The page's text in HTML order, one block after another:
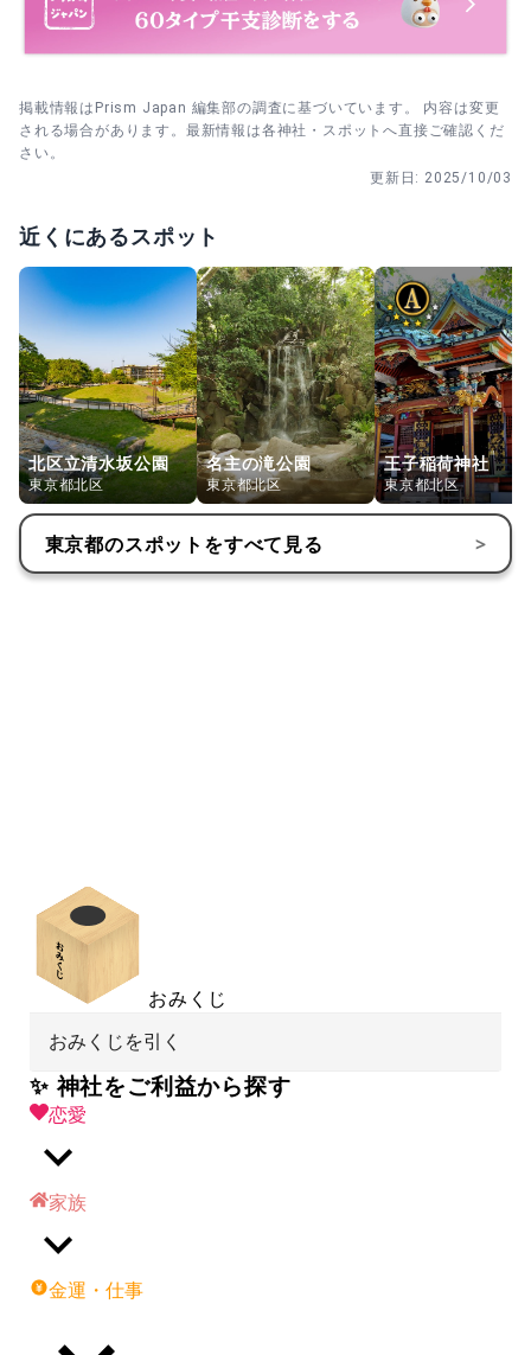
感謝を伝えて心の区切りをつくる。
掲載情報はPrism Japan 編集部の調査に基づいています。 内容は変更
される場合があります。最新情報は各神社・スポットへ直接ご確認くだ
さい。
更新日: 2025/10/03
近くにあるスポット
北区立清水坂公園
東京都北区
名主の滝公園
東京都北区
王子稲荷神社
東京都北区
東京都のスポットをすべて見る >
おみくじ
おみくじを引く
✨ 神社をご利益から探す
恋愛
家族
金運・仕事